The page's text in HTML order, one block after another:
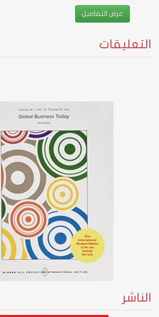
عرض التفاصيل
التعليقات
الناشر